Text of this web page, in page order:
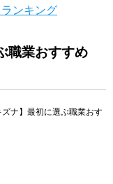
ンキング
職業おすすめ
ナ】最初に選ぶ職業おす